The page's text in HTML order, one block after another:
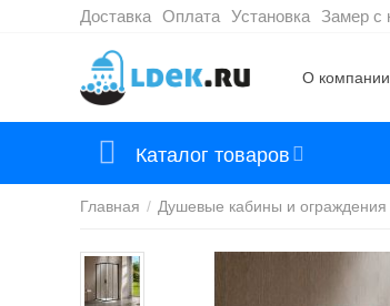
Доставка Оплата Установка Замер с
О компании
Каталог товаров
Главная / Душевые кабины и ограждения